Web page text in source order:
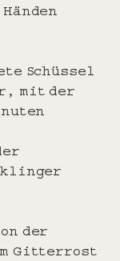
Schüssel
mit der
der
Gitterrost